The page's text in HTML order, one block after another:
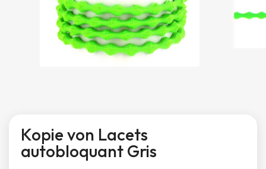
Kopie von Lacets
autobloquant Gris